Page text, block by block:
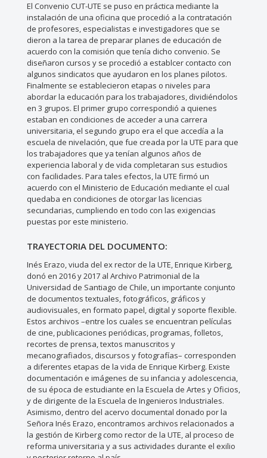
El Convenio CUT-UTE se puso en práctica mediante la
instalación de una oficina que procedió a la contratación
de profesores, especialistas e investigadores que se
dieron a la tarea de preparar planes de educación de
acuerdo con la comisión que tenía dicho convenio. Se
diseñaron cursos y se procedió a establcer contacto con
algunos sindicatos que ayudaron en los planes pilotos.
Finalmente se establecieron etapas o niveles para
abordar la educación para los trabajadores, dividiéndolos
en 3 grupos. El primer grupo correspondió a quienes
estaban en condiciones de acceder a una carrera
universitaria, el segundo grupo era el que accedía a la
escuela de nivelación, que fue creada por la UTE para que
los trabajadores que ya tenían algunos años de
experiencia laboral y de vida completaran sus estudios
con facilidades. Para tales efectos, la UTE firmó un
acuerdo con el Ministerio de Educación mediante el cual
quedaba en condiciones de otorgar las licencias
secundarias, cumpliendo en todo con las exigencias
puestas por este ministerio.
TRAYECTORIA DEL DOCUMENTO:
Inés Erazo, viuda del ex rector de la UTE, Enrique Kirberg,
donó en 2016 y 2017 al Archivo Patrimonial de la
Universidad de Santiago de Chile, un importante conjunto
de documentos textuales, fotográficos, gráficos y
audiovisuales, en formato papel, digital y soporte flexible.
Estos archivos –entre los cuales se encuentran películas
de cine, publicaciones periódicas, programas, folletos,
recortes de prensa, textos manuscritos y
mecanografiados, discursos y fotografías– corresponden
a diferentes etapas de la vida de Enrique Kirberg. Existe
documentación e imágenes de su infancia y adolescencia,
de su época de estudiante en la Escuela de Artes y Oficios,
y de dirigente de la Escuela de Ingenieros Industriales.
Asimismo, dentro del acervo documental donado por la
Señora Inés Erazo, encontramos archivos relacionados a
la gestión de Kirberg como rector de la UTE, al proceso de
reforma universitaria y a sus actividades durante el exilio